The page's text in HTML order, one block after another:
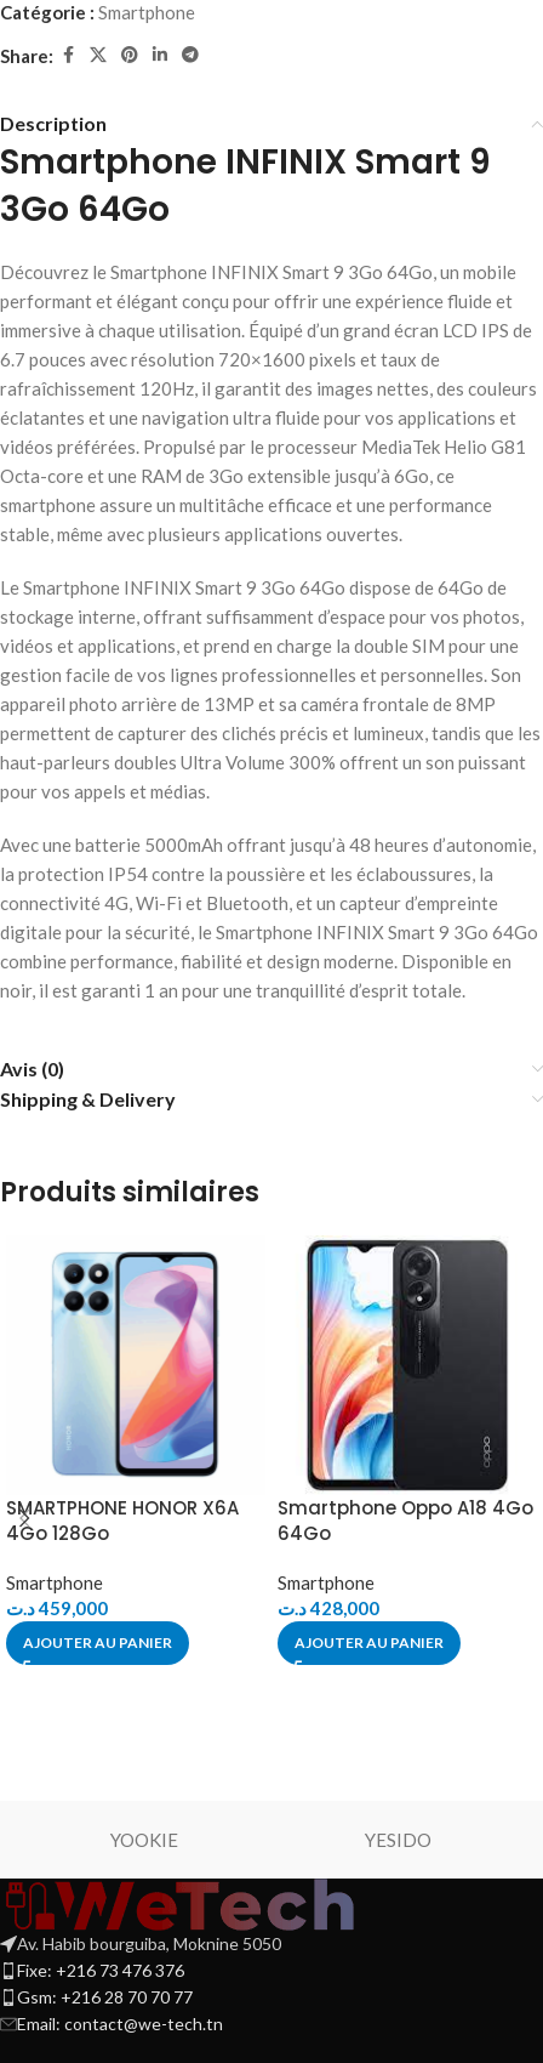
Catégorie : Smartphone
Share:
Description
Smartphone INFINIX Smart 9
3Go 64Go
Découvrez le Smartphone INFINIX Smart 9 3Go 64Go, un mobile
performant et élégant conçu pour offrir une expérience fluide et
immersive à chaque utilisation. Équipé d’un grand écran LCD IPS de
6.7 pouces avec résolution 720×1600 pixels et taux de
rafraîchissement 120Hz, il garantit des images nettes, des couleurs
éclatantes et une navigation ultra fluide pour vos applications et
vidéos préférées. Propulsé par le processeur MediaTek Helio G81
Octa-core et une RAM de 3Go extensible jusqu’à 6Go, ce
smartphone assure un multitâche efficace et une performance
stable, même avec plusieurs applications ouvertes.
Le Smartphone INFINIX Smart 9 3Go 64Go dispose de 64Go de
stockage interne, offrant suffisamment d’espace pour vos photos,
vidéos et applications, et prend en charge la double SIM pour une
gestion facile de vos lignes professionnelles et personnelles. Son
appareil photo arrière de 13MP et sa caméra frontale de 8MP
permettent de capturer des clichés précis et lumineux, tandis que les
haut-parleurs doubles Ultra Volume 300% offrent un son puissant
pour vos appels et médias.
Avec une batterie 5000mAh offrant jusqu’à 48 heures d’autonomie,
la protection IP54 contre la poussière et les éclaboussures, la
connectivité 4G, Wi-Fi et Bluetooth, et un capteur d’empreinte
digitale pour la sécurité, le Smartphone INFINIX Smart 9 3Go 64Go
combine performance, fiabilité et design moderne. Disponible en
noir, il est garanti 1 an pour une tranquillité d’esprit totale.
Avis (0)
Shipping & Delivery
Produits similaires
SMARTPHONE HONOR X6A
4Go 128Go
Smartphone
459,000د.ت
AJOUTER AU PANIER
Smartphone Oppo A18 4Go
64Go
Smartphone
428,000د.ت
AJOUTER AU PANIER
YOOKIE YESIDO
Av. Habib bourguiba, Moknine 5050
Fixe: +216 73 476 376
Gsm: +216 28 70 70 77
Email: contact@we-tech.tn